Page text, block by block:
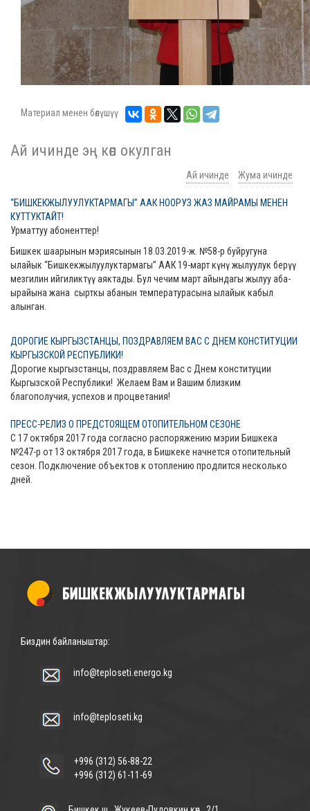
Материал менен бөлүшүү
Ай ичинде эң көп окулган
Ай ичинде Жума ичинде
“БИШКЕКЖЫЛУУЛУКТАРМАГЫ” ААК НООРУЗ ЖАЗ МАЙРАМЫ МЕНЕН
КУТТУКТАЙТ!
Урматтуу абоненттер!
Бишкек шаарынын мэриясынын 18.03.2019-ж. №58-р буйругуна
ылайык “Бишкекжылуулуктармагы” ААК 19-март күнү жылуулук берүү
мезгилин ийгиликтүү аяктады. Бул чечим март айындагы жылуу аба-
ырайына жана сырткы абанын температурасына ылайык кабыл
алынган.
ДОРОГИЕ КЫРГЫЗСТАНЦЫ, ПОЗДРАВЛЯЕМ ВАС С ДНЕМ КОНСТИТУЦИИ
КЫРГЫЗСКОЙ РЕСПУБЛИКИ!
Дорогие кыргызстанцы, поздравляем Вас с Днем конституции
Кыргызской Республики! Желаем Вам и Вашим близким
благополучия, успехов и процветания!
ПРЕСС-РЕЛИЗ О ПРЕДСТОЯЩЕМ ОТОПИТЕЛЬНОМ СЕЗОНЕ
С 17 октября 2017 года согласно распоряжению мэрии Бишкека
№247-р от 13 октября 2017 года, в Бишкеке начнется отопительный
сезон. Подключение объектов к отоплению продлится несколько
дней.
Биздин байланыштар:
info@teploseti.energo.kg
info@teploseti.kg
+996 (312) 56-88-22
+996 (312) 61-11-69